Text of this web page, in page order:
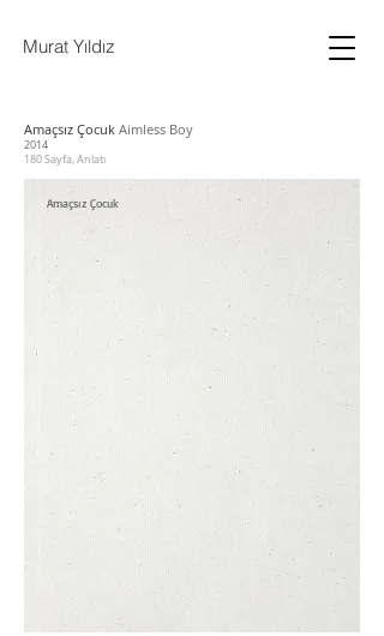
Murat Yıldız
Amaçsız Çocuk Aimless Boy
2014
180 Sayfa, Anlatı
Amaçsız Çocuk